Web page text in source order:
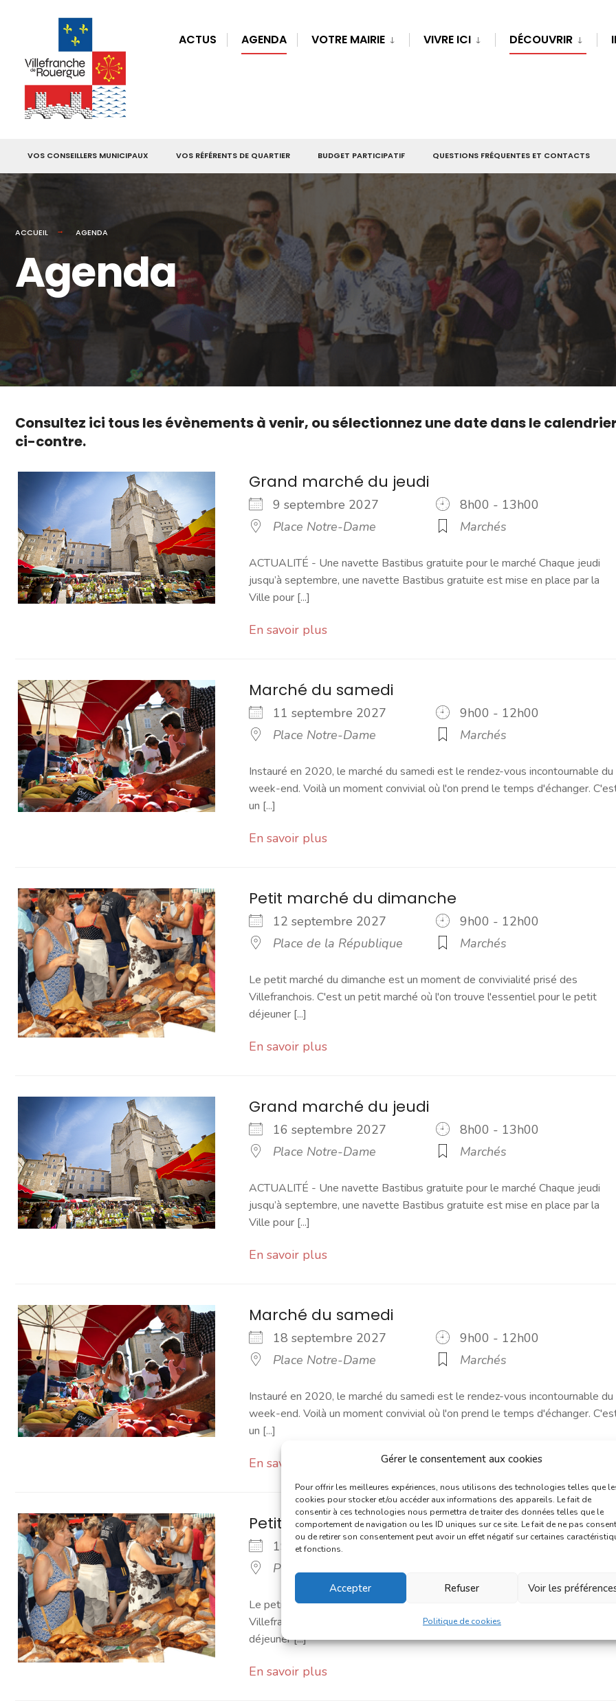
Gérer le consentement aux cookies
Pour offrir les meilleures expériences, nous utilisons des technologies telles que
cookies pour stocker et/ou accéder aux informations des appareils. Le fait de
consentir à ces technologies nous permettra de traiter des données telles que le
comportement de navigation ou les ID uniques sur ce site. Le fait de ne pas
ou de retirer son consentement peut avoir un effet négatif sur certaines
et fonctions.
Accepter Refuser Voir les
Politique de cookies
ACTUS AGENDA VOTRE MAIRIE VIVRE ICI DÉCOUVRIR
VOS CONSEILLERS MUNICIPAUX VOS RÉFÉRENTS DE QUARTIER BUDGET PARTICIPATIF QUESTIONS FRÉQUENTES ET CONTACTS
ACCUEIL AGENDA
Agenda
Consultez ici tous les évènements à venir, ou sélectionnez une date dans le
ci-contre.
Grand marché du jeudi
9 septembre 2027
8h00 - 13h00
Place Notre-Dame
Marchés
ACTUALITÉ - Une navette Bastibus gratuite pour le marché Chaque jeudi
jusqu’à septembre, une navette Bastibus gratuite est mise en place par la
Ville pour [...]
En savoir plus
Marché du samedi
11 septembre 2027
9h00 - 12h00
Place Notre-Dame
Marchés
Instauré en 2020, le marché du samedi est le rendez-vous incontournable du
week-end. Voilà un moment convivial où l'on prend le temps d'échanger.
un [...]
En savoir plus
Petit marché du dimanche
12 septembre 2027
9h00 - 12h00
Place de la République
Marchés
Le petit marché du dimanche est un moment de convivialité prisé des
Villefranchois. C'est un petit marché où l'on trouve l'essentiel pour le petit
déjeuner [...]
En savoir plus
Grand marché du jeudi
16 septembre 2027
8h00 - 13h00
Place Notre-Dame
Marchés
ACTUALITÉ - Une navette Bastibus gratuite pour le marché Chaque jeudi
jusqu’à septembre, une navette Bastibus gratuite est mise en place par la
Ville pour [...]
En savoir plus
Marché du samedi
18 septembre 2027
9h00 - 12h00
Place Notre-Dame
Marchés
Instauré en 2020, le marché du samedi est le rendez-vous incontournable du
week-end. Voilà un moment convivial où l'on prend le temps d'échanger.
un [...]
En savoir plus
Petit marché du dimanche
19 septembre 2027
9h00 - 12h00
Place de la République
Le petit marché du dimanche est un moment de convivialité prisé des
Villefranchois. C'est un petit marché où l'on trouve l'essentiel pour le petit
déjeuner [...]
En savoir plus